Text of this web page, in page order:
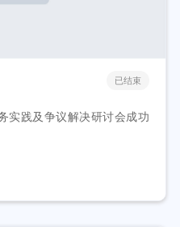
已结束
实践及争议解决研讨会成功